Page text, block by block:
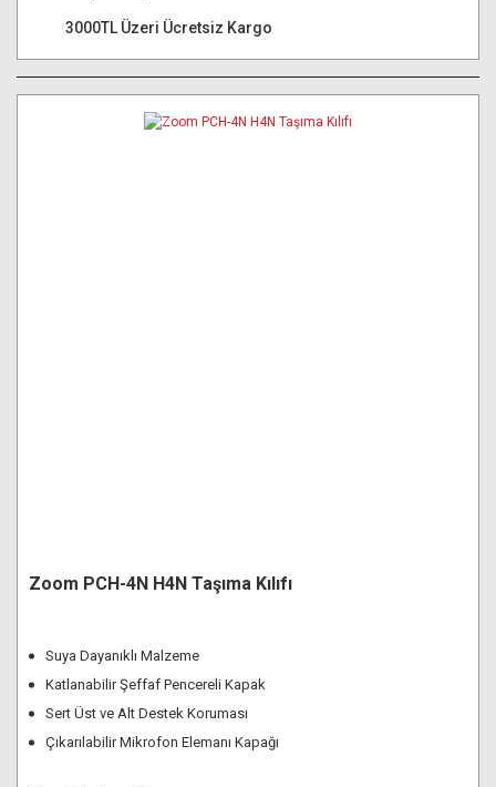
3000TL Üzeri Ücretsiz Kargo
Zoom PCH-4N H4N Taşıma Kılıfı
Suya Dayanıklı Malzeme
Katlanabilir Şeffaf Pencereli Kapak
Sert Üst ve Alt Destek Koruması
Çıkarılabilir Mikrofon Elemanı Kapağı